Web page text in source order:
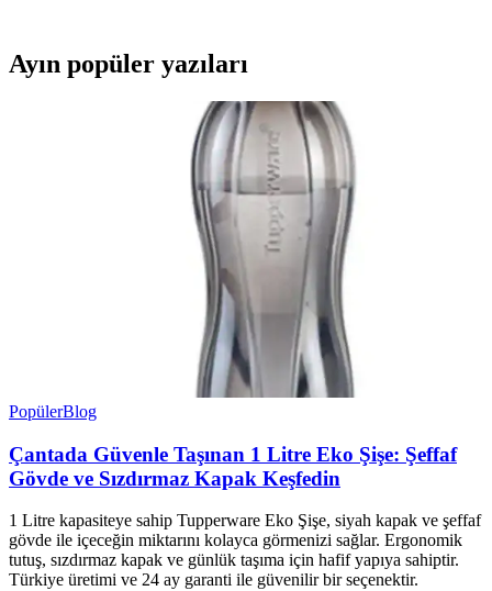
Ayın popüler yazıları
PopülerBlog
Çantada Güvenle Taşınan 1 Litre Eko Şişe: Şeffaf
Gövde ve Sızdırmaz Kapak Keşfedin
1 Litre kapasiteye sahip Tupperware Eko Şişe, siyah kapak ve şeffaf
gövde ile içeceğin miktarını kolayca görmenizi sağlar. Ergonomik
tutuş, sızdırmaz kapak ve günlük taşıma için hafif yapıya sahiptir.
Türkiye üretimi ve 24 ay garanti ile güvenilir bir seçenektir.